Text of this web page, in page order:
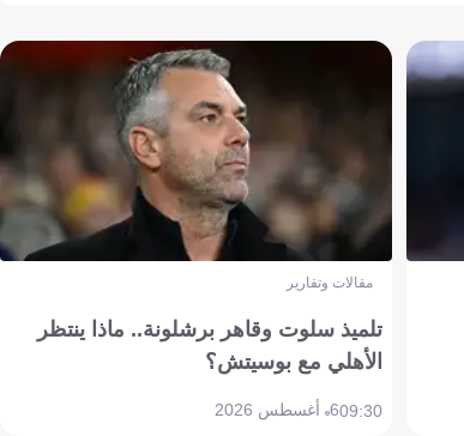
مقالات وتقارير
تلميذ سلوت وقاهر برشلونة.. ماذا ينتظر
الأهلي مع بوسيتش؟
09:306 أغسطس 2026